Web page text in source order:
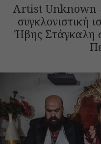
Artist Unknown
συγκλονιστική
Ήβης Στάγκαλη